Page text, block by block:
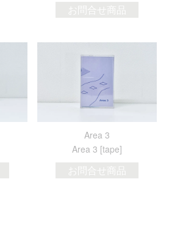
お問合せ商品
Area 3
Area 3 [tape]
お問合せ商品